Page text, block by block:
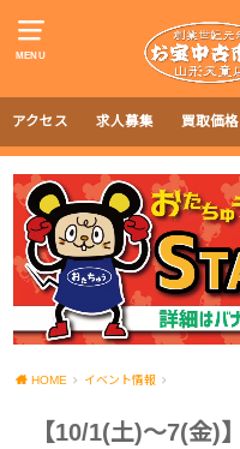
MENU
アクセス 求人募集 買取価格
HOME イベント情報
【10/1(土)～7(金